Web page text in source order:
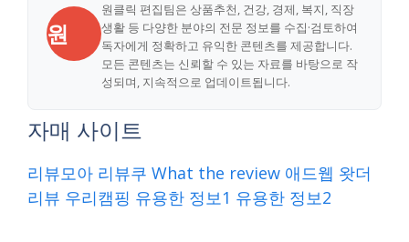
원
원클릭 편집팀은 상품추천, 건강, 경제, 복지, 직장
생활 등 다양한 분야의 전문 정보를 수집·검토하여
독자에게 정확하고 유익한 콘텐츠를 제공합니다.
모든 콘텐츠는 신뢰할 수 있는 자료를 바탕으로 작
성되며, 지속적으로 업데이트됩니다.
자매 사이트
리뷰모아 리뷰쿠 What the review 애드웹 왓더
리뷰 우리캠핑 유용한 정보1 유용한 정보2